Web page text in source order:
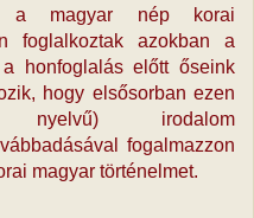
a magyar nép korai
foglalkoztak azokban a
honfoglalás előtt őseink
hogy elsősorban ezen
nyelvű) irodalom
fogalmazzon
magyar történelmet.